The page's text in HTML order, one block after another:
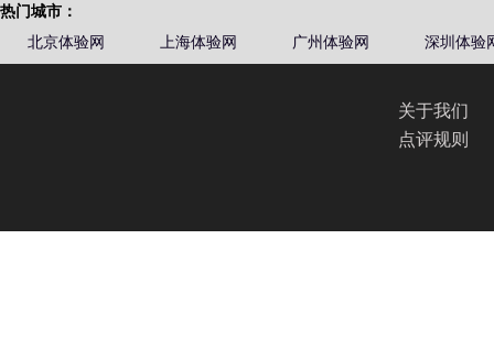
热门城市：
北京体验网
上海体验网 广州体验网 深圳体验
关于我们
点评规则